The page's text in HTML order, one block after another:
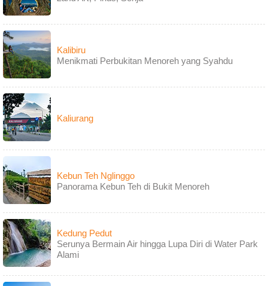
Kalibiru
Menikmati Perbukitan Menoreh yang Syahdu
Kaliurang
Kebun Teh Nglinggo
Panorama Kebun Teh di Bukit Menoreh
Kedung Pedut
Serunya Bermain Air hingga Lupa Diri di Water Park
Alami